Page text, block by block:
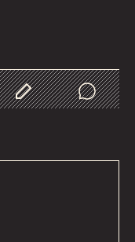
Customize Data
Comments